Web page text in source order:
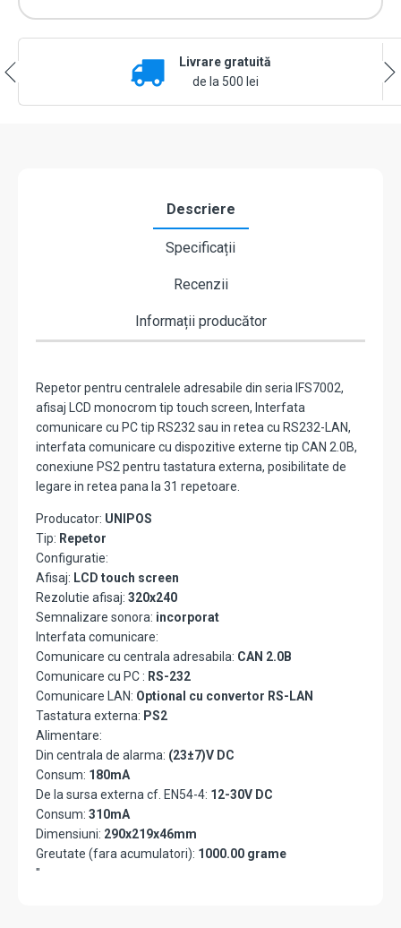
Livrare gratuită
de la 500 lei
Descriere
Specificații
Recenzii
Informații producător
Repetor pentru centralele adresabile din seria IFS7002,
afisaj LCD monocrom tip touch screen, Interfata
comunicare cu PC tip RS232 sau in retea cu RS232-LAN,
interfata comunicare cu dispozitive externe tip CAN 2.0B,
conexiune PS2 pentru tastatura externa, posibilitate de
legare in retea pana la 31 repetoare.
Producator: UNIPOS
Tip: Repetor
Configuratie:
Afisaj: LCD touch screen
Rezolutie afisaj: 320x240
Semnalizare sonora: incorporat
Interfata comunicare:
Comunicare cu centrala adresabila: CAN 2.0B
Comunicare cu PC : RS-232
Comunicare LAN: Optional cu convertor RS-LAN
Tastatura externa: PS2
Alimentare:
Din centrala de alarma: (23±7)V DC
Consum: 180mA
De la sursa externa cf. EN54-4: 12-30V DC
Consum: 310mA
Dimensiuni: 290x219x46mm
Greutate (fara acumulatori): 1000.00 grame
"